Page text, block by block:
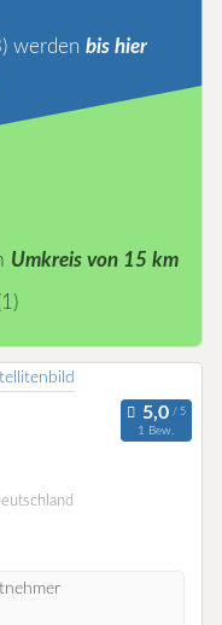
werden bis hier
Umkreis von 15 km
1 Bew.